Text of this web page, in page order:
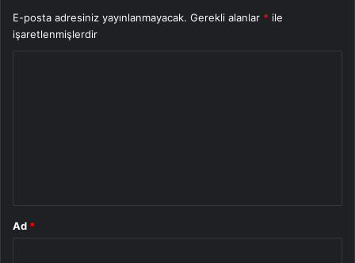
E-posta adresiniz yayınlanmayacak. Gerekli alanlar * ile
işaretlenmişlerdir
Ad *